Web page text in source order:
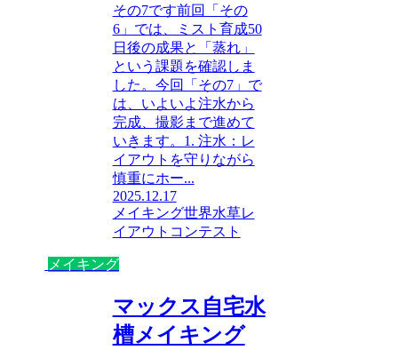
その7です前回「その
6」では、ミスト育成50
日後の成果と「蒸れ」
という課題を確認しま
した。今回「その7」で
は、いよいよ注水から
完成、撮影まで進めて
いきます。1. 注水：レ
イアウトを守りながら
慎重にホー...
2025.12.17
メイキング世界水草レ
イアウトコンテスト
メイキング
マックス自宅水
槽メイキング